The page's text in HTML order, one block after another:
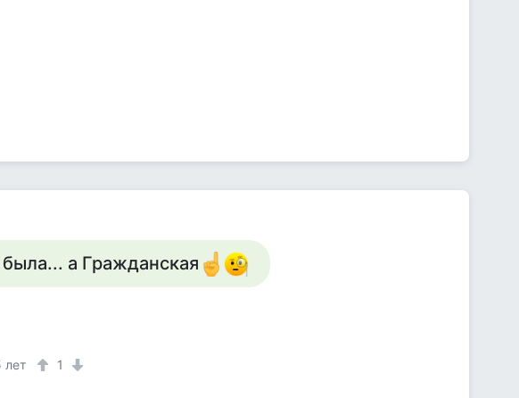
а Гражданская
лет 1